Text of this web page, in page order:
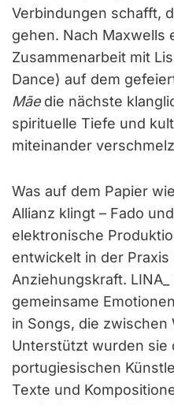
Verbindungen schafft,
gehen. Nach Maxwells
Zusammenarbeit mit
Dance) auf dem
Mãedie nächste
spirituelle Tiefe und
miteinander
Was auf dem Papier
Allianz klingt – Fado
elektronische
entwickelt in der
Anziehungskraft.
gemeinsame
in Songs, die zwischen
Unterstützt wurden sie
portugiesischen
Texte und